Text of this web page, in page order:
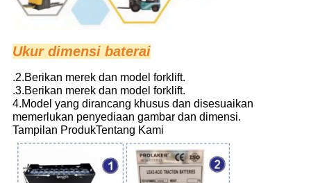
Ukur dimensi baterai
.2.Berikan merek dan model forklift.
.3.Berikan merek dan model forklift.
4.Model yang dirancang khusus dan disesuaikan
memerlukan penyediaan gambar dan dimensi.
Tampilan ProdukTentang Kami